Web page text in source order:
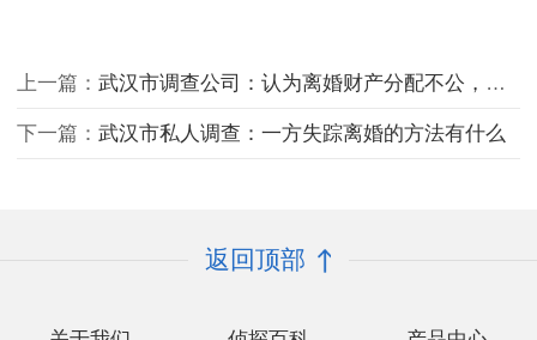
上一篇： 武汉市调查公司：认为离婚财产分配不公，多长时间可以起诉
下一篇： 武汉市私人调查：一方失踪离婚的方法有什么
返回顶部